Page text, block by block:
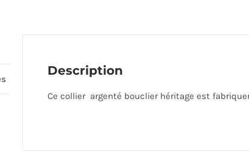
Description
Ce collier argenté bouclier héritage est